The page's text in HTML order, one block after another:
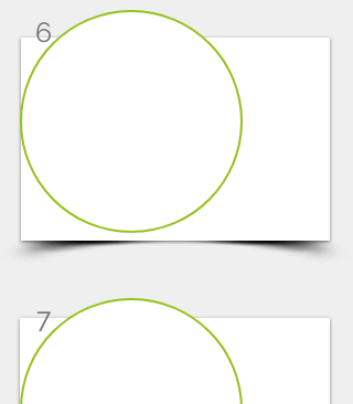
6
7